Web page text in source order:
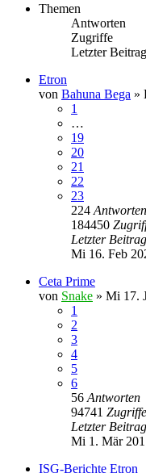
Themen
Antworten
Zugriffe
Letzter Beitrag
Etron
von Bahuna Bega »
1
…
19
20
21
22
23
224 Antworten
184450
Letzter Beitrag
Mi 16. Feb
Ceta Prime
von Snake » Mi 17.
1
2
3
4
5
6
56 Antworten
94741 Zugriffe
Letzter Beitrag
Mi 1. Mär
ISG-Berichte Etron